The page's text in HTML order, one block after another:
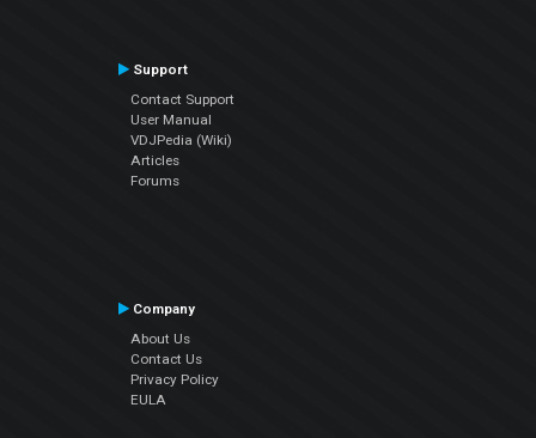
Support
Contact Support
User Manual
VDJPedia (Wiki)
Articles
Forums
Company
About Us
Contact Us
Privacy Policy
EULA